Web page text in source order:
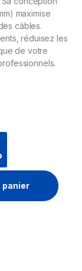
maximise
câbles.
réduisez les
de votre
de
panier